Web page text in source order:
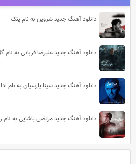
دانلود آهنگ جدید شروین به نام پتک
دانلود آهنگ جدید علیرضا قربانی به نام
دانلود آهنگ جدید سینا پارسیان به نام ادا
دانلود آهنگ جدید مرتضی پاشایی به نام